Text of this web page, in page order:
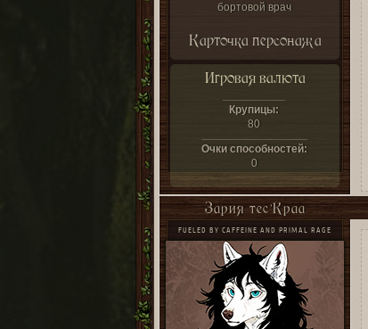
бортовой врач
Карточка персонажа
Игровая валюта
Крупицы:
80
Очки способностей:
0
Зария тес’Краа
FUELED BY CAFFEINE AND PRIMAL RAGE